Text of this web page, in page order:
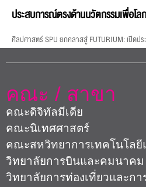
ประสบการณ์ตรงด้านนวัตกรรมเพื่อโล
ศิลปศาสตร์ SPU ยกคลาสสู่ FUTURIUM: เปิดป
คณะ / สาขา
คณะดิจิทัลมีเดีย
คณะนิเทศศาสตร์
คณะสหวิทยาการเทคโนโลยี
วิทยาลัยการบินและคมนาคม
วิทยาลัยการท่องเที่ยวและกา